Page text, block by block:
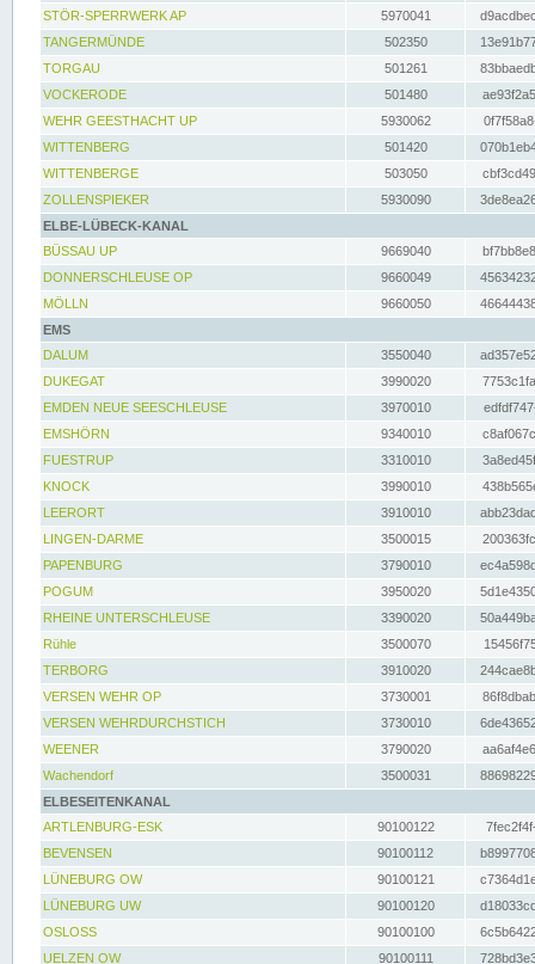
STÖR-SPERRWERK AP 5970041
TANGERMÜNDE
502350
TORGAU
501261
VOCKERODE
501480
WEHR GEESTHACHT UP
5930062
WITTENBERG
501420
WITTENBERGE
503050
ZOLLENSPIEKER
5930090
ELBE-LÜBECK-KANAL
BÜSSAU UP
9669040
DONNERSCHLEUSE OP
9660049
MÖLLN
9660050
EMS
DALUM
3550040
DUKEGAT
3990020
EMDEN NEUE SEESCHLEUSE
3970010
EMSHÖRN
9340010
FUESTRUP
3310010
KNOCK
3990010
LEERORT
3910010
LINGEN-DARME
3500015
PAPENBURG
3790010
POGUM
3950020
RHEINE UNTERSCHLEUSE
3390020
Rühle
3500070
TERBORG
3910020
VERSEN WEHR OP
3730001
VERSEN WEHRDURCHSTICH
3730010
WEENER
3790020
Wachendorf
3500031
ELBESEITENKANAL
ARTLENBURG-ESK
90100122
BEVENSEN
90100112
LÜNEBURG OW
90100121
LÜNEBURG UW
90100120
OSLOSS
90100100
UELZEN OW
90100111